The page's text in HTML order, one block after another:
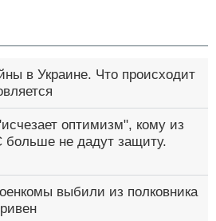
в Украине. Что происходит
оптимизм", кому из
больше не дадут защиту.
выбили из полковника